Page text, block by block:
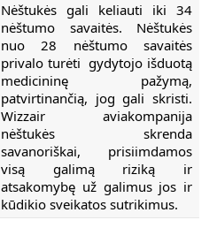
Nėštukės gali keliauti iki 34
nėštumo savaitės. Nėštukės
nuo 28 nėštumo savaitės
privalo turėti gydytojo išduotą
medicininę pažymą,
patvirtinančią, jog gali skristi.
Wizzair aviakompanija
nėštukės skrenda
savanoriškai, prisiimdamos
visą galimą riziką ir
atsakomybę už galimus jos ir
kūdikio sveikatos sutrikimus.